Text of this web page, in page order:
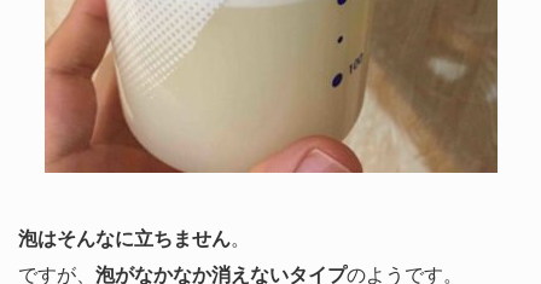
泡はそんなに立ちません。
ですが、 泡がなかなか消えないタイプのようです。